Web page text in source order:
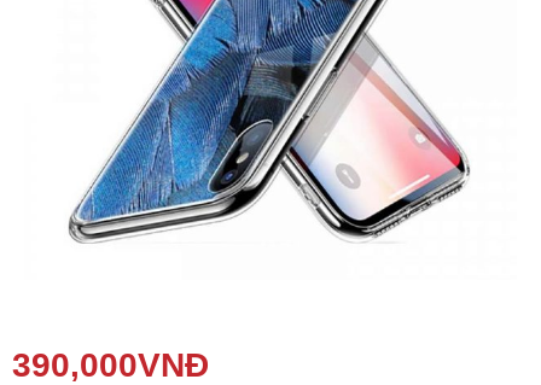
1800.6729(miễn phí)
(Giờ làm việc: 08h00 - 21h00)
Viện Di Động
Tin công nghệ
390,000VNĐ